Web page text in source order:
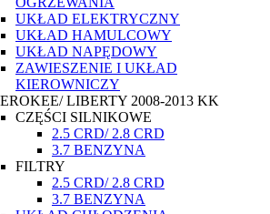
UKŁAD ELEKTRYCZNY
UKŁAD HAMULCOWY
UKŁAD NAPĘDOWY
ZAWIESZENIE I UKŁAD
KIEROWNICZY
LIBERTY 2008-2013 KK
CZĘŚCI SILNIKOWE
2.5 CRD/ 2.8 CRD
3.7 BENZYNA
FILTRY
2.5 CRD/ 2.8 CRD
3.7 BENZYNA